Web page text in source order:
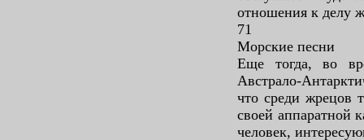
отношения к делу
71
Морские песни
Еще тогда, во
Австрало-
что среди жрецов
своей аппаратной
человек,